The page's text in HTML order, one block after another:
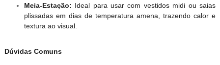
Meia-Estação: Ideal para usar com vestidos midi ou saias
plissadas em dias de temperatura amena, trazendo calor e
textura ao visual.
Dúvidas Comuns